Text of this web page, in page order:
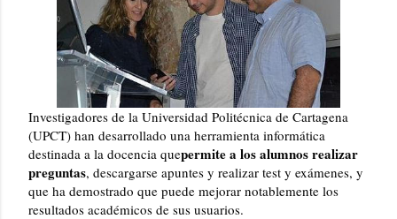
Investigadores de la Universidad Politécnica de Cartagena
(UPCT) han desarrollado una herramienta informática
destinada a la docencia quepermite a los alumnos realizar
preguntas, descargarse apuntes y realizar test y exámenes, y
que ha demostrado que puede mejorar notablemente los
resultados académicos de sus usuarios.